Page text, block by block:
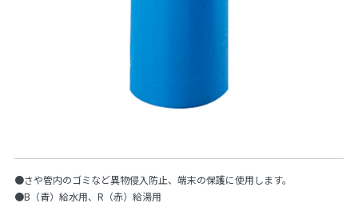
●さや管内のゴミなど異物侵入防止、端末の保護に使用します。
●B（青）給水用、R（赤）給湯用